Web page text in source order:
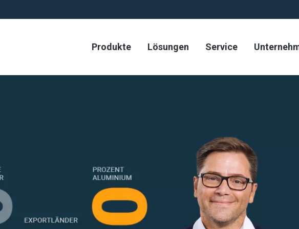
Produkte Lösungen Service